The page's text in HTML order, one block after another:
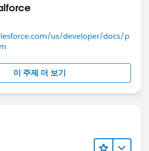
us/developer/docs/p
이 주제 더 보기